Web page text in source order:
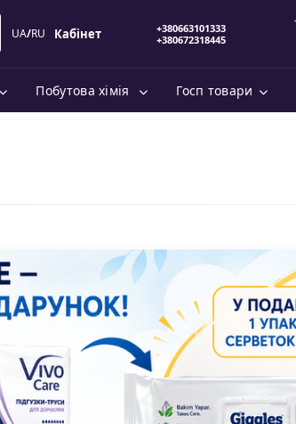
UA/RU Кабінет
Побутова хімія Госп товари